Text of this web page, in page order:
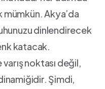
mümkün. Akya’da‍
dinlendirecek
katacak.
noktası değil,
Şimdi,​